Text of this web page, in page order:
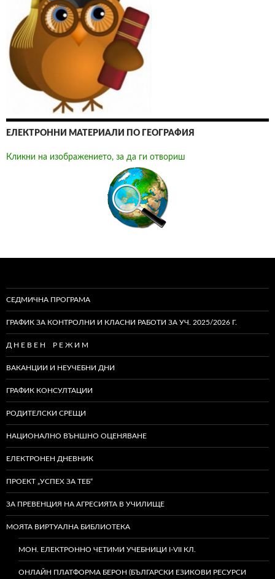
ЕЛЕКТРОННИ МАТЕРИАЛИ ПО ГЕОГРАФИЯ
Кликни на изображението, за да ги отвориш
СЕДМИЧНА ПРОГРАМА
ГРАФИК ЗА КОНТРОЛНИ И КЛАСНИ РАБОТИ ЗА УЧ. 2025/2026 Г.
Д Н Е В Е Н Р Е Ж И М
ВАКАНЦИИ И НЕУЧЕБНИ ДНИ
ГРАФИК КОНСУЛТАЦИИ
РОДИТЕЛСКИ СРЕЩИ
НАЦИОНАЛНО ВЪНШНО ОЦЕНЯВАНЕ
ЕЛЕКТРОНЕН ДНЕВНИК
ПРОЕКТ „УСПЕХ ЗА ТЕБ“
ЗА ПРЕВЕНЦИЯ НА АГРЕСИЯТА В УЧИЛИЩЕ
МОЯТА ВИРТУАЛНА БИБЛИОТЕКА
МОН. ЕЛЕКТРОННО ЧЕТИМИ УЧЕБНИЦИ I-VII КЛ.
ОНЛАЙН ПЛАТФОРМА БЕРОН (БЪЛГАРСКИ ЕЗИКОВИ РЕСУРСИ